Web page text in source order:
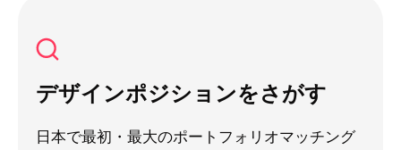
デザインポジションをさがす
日本で最初・最大のポートフォリオマッチング